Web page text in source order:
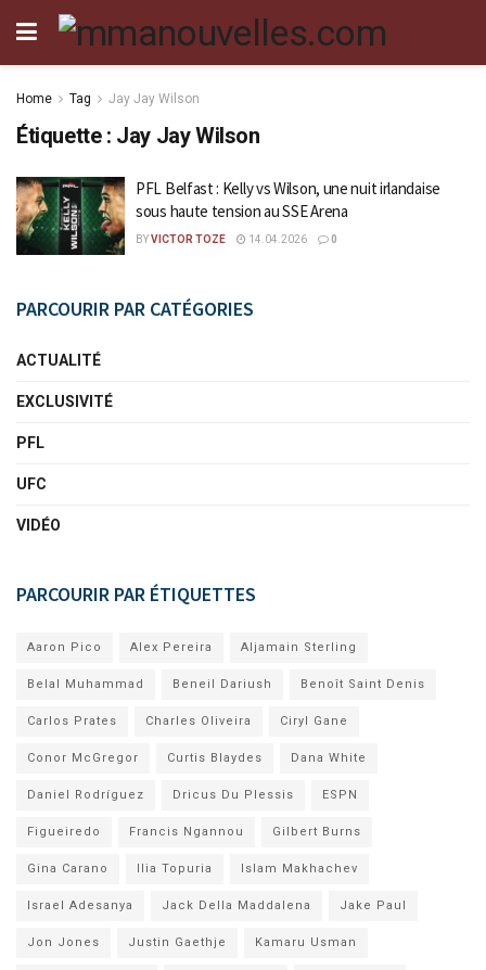
Home Tag Jay Jay Wilson
Étiquette : Jay Jay Wilson
PFL Belfast : Kelly vs Wilson, une nuit irlandaise
sous haute tension au SSE Arena
BYVICTOR TOZE 14.04.2026 0
PARCOURIR PAR CATÉGORIES
ACTUALITÉ
EXCLUSIVITÉ
PFL
UFC
VIDÉO
PARCOURIR PAR ÉTIQUETTES
Aaron Pico Alex Pereira Aljamain Sterling
Belal Muhammad Beneil Dariush Benoît Saint Denis
Carlos Prates Charles Oliveira Ciryl Gane
Conor McGregor Curtis Blaydes Dana White
Daniel Rodríguez Dricus Du Plessis ESPN
Figueiredo Francis Ngannou Gilbert Burns
Gina Carano Ilia Topuria Islam Makhachev
Israel Adesanya Jack Della Maddalena Jake Paul
Jon Jones Justin Gaethje Kamaru Usman